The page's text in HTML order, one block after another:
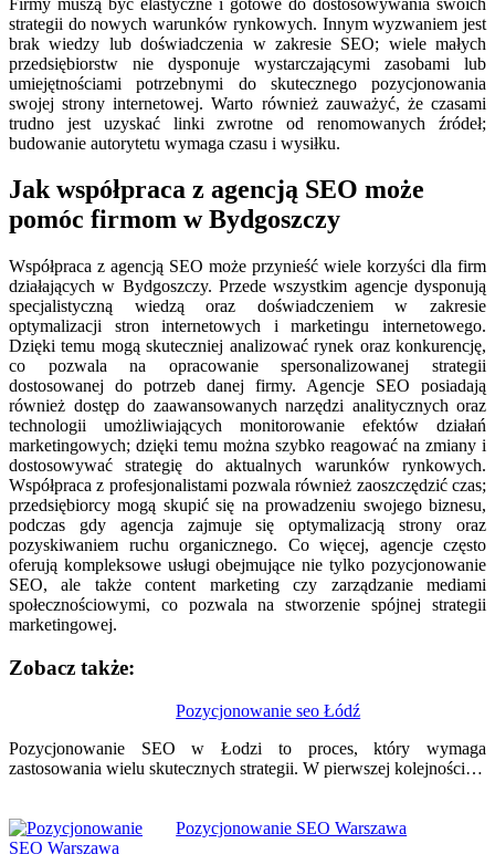
strategii do nowych warunków rynkowych. Innym wyzwaniem jest
brak wiedzy lub doświadczenia w zakresie SEO; wiele małych
przedsiębiorstw nie dysponuje wystarczającymi zasobami lub
umiejętnościami potrzebnymi do skutecznego pozycjonowania
swojej strony internetowej. Warto również zauważyć, że czasami
trudno jest uzyskać linki zwrotne od renomowanych źródeł;
budowanie autorytetu wymaga czasu i wysiłku.
Jak współpraca z agencją SEO może
pomóc firmom w Bydgoszczy
Współpraca z agencją SEO może przynieść wiele korzyści dla firm
działających w Bydgoszczy. Przede wszystkim agencje dysponują
specjalistyczną wiedzą oraz doświadczeniem w zakresie
optymalizacji stron internetowych i marketingu internetowego.
Dzięki temu mogą skuteczniej analizować rynek oraz konkurencję,
co pozwala na opracowanie spersonalizowanej strategii
dostosowanej do potrzeb danej firmy. Agencje SEO posiadają
również dostęp do zaawansowanych narzędzi analitycznych oraz
technologii umożliwiających monitorowanie efektów działań
marketingowych; dzięki temu można szybko reagować na zmiany i
dostosowywać strategię do aktualnych warunków rynkowych.
Współpraca z profesjonalistami pozwala również zaoszczędzić czas;
przedsiębiorcy mogą skupić się na prowadzeniu swojego biznesu,
podczas gdy agencja zajmuje się optymalizacją strony oraz
pozyskiwaniem ruchu organicznego. Co więcej, agencje często
oferują kompleksowe usługi obejmujące nie tylko pozycjonowanie
SEO, ale także content marketing czy zarządzanie mediami
społecznościowymi, co pozwala na stworzenie spójnej strategii
marketingowej.
Zobacz także:
Pozycjonowanie seo Łódź
Pozycjonowanie SEO w Łodzi to proces, który wymaga
zastosowania wielu skutecznych strategii. W pierwszej kolejności…
Pozycjonowanie SEO Warszawa
wpisu